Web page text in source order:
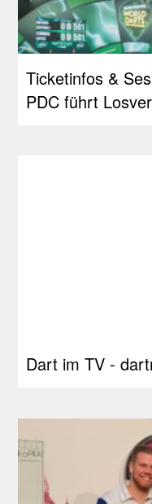
Ticketinfos &
PDC führt
Dart im TV -